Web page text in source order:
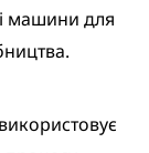
машини для